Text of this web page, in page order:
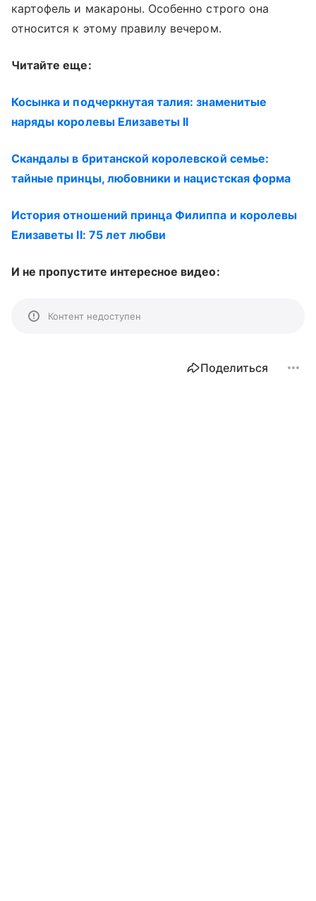
картофель и макароны. Особенно строго она
относится к этому правилу вечером.
Читайте еще:
Косынка и подчеркнутая талия: знаменитые
наряды королевы Елизаветы II
Скандалы в британской королевской семье:
тайные принцы, любовники и нацистская форма
История отношений принца Филиппа и королевы
Елизаветы II: 75 лет любви
И не пропустите интересное видео:
Контент недоступен
Поделиться